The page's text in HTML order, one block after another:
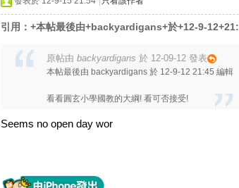
引用：+本帖最後由+backyardigans+於+12-9-12+21:
原帖由 backyardigans 於 12-09-12 發表
本帖最後由 backyardigans 於 12-9-12 21:45 編輯
看看圓玄小學國教的大綱! 看可否接受!
Seems no open day wor